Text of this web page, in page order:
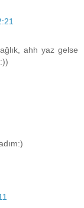
ahh yaz gelse